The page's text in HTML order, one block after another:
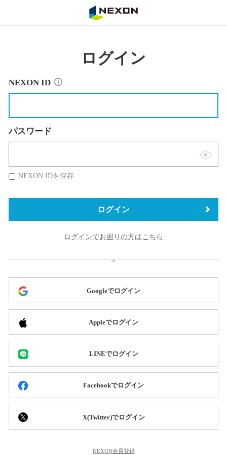
ログイン
NEXON ID
パスワード
表
替
NEXON IDを保存
ログイン
ログインでお困りの方はこちら
Googleでログイン
Appleでログイン
LINEでログイン
Facebookでログイン
X(Twitter)でログイン
NEXON会員登録